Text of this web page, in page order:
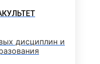
дисциплин и